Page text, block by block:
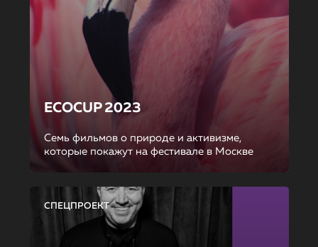
ECOCUP 2023
Семь фильмов о природе и активизме,
которые покажут на фестивале в Москве
СПЕЦПРОЕКТ